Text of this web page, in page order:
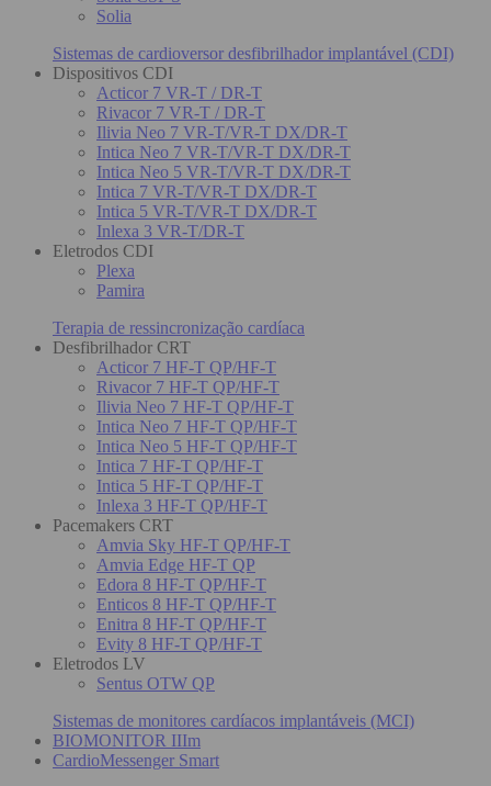
Solia
Sistemas de cardioversor desfibrilhador implantável (CDI)
Dispositivos CDI
Acticor 7 VR-T / DR-T
Rivacor 7 VR-T / DR-T
Ilivia Neo 7 VR-T/VR-T DX/DR-T
Intica Neo 7 VR-T/VR-T DX/DR-T
Intica Neo 5 VR-T/VR-T DX/DR-T
Intica 7 VR-T/VR-T DX/DR-T
Intica 5 VR-T/VR-T DX/DR-T
Inlexa 3 VR-T/DR-T
Eletrodos CDI
Plexa
Pamira
Terapia de ressincronização cardíaca
Desfibrilhador CRT
Acticor 7 HF-T QP/HF-T
Rivacor 7 HF-T QP/HF-T
Ilivia Neo 7 HF-T QP/HF-T
Intica Neo 7 HF-T QP/HF-T
Intica Neo 5 HF-T QP/HF-T
Intica 7 HF-T QP/HF-T
Intica 5 HF-T QP/HF-T
Inlexa 3 HF-T QP/HF-T
Pacemakers CRT
Amvia Sky HF-T QP/HF-T
Amvia Edge HF-T QP
Edora 8 HF-T QP/HF-T
Enticos 8 HF-T QP/HF-T
Enitra 8 HF-T QP/HF-T
Evity 8 HF-T QP/HF-T
Eletrodos LV
Sentus OTW QP
Sistemas de monitores cardíacos implantáveis (MCI)
BIOMONITOR IIIm
CardioMessenger Smart